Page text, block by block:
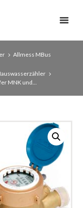
Allmess MBus
MNK und...